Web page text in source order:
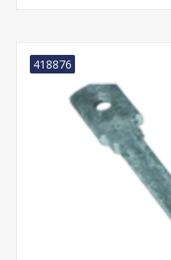
418876